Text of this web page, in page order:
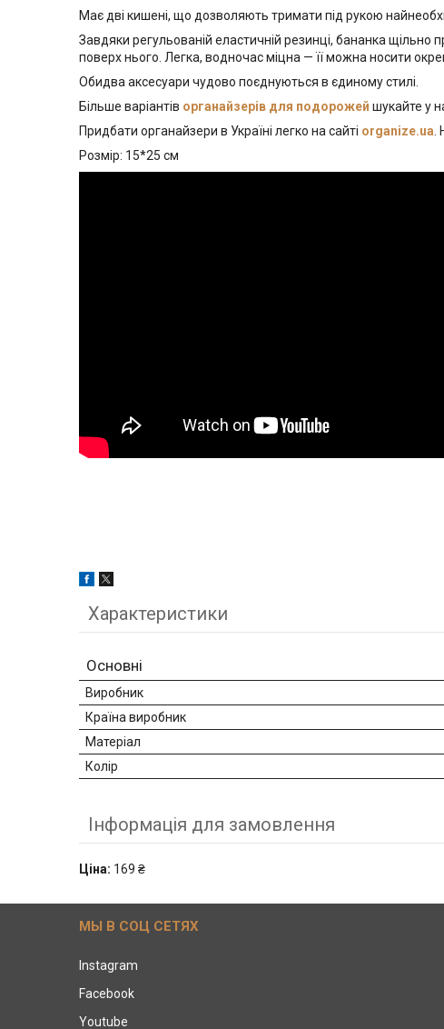
Має дві кишені, що дозволяють тримати під рукою
Завдяки регульованій еластичній резинці, бананка щільно
поверх нього. Легка, водночас міцна — її можна носити
Обидва аксесуари чудово поєднуються в єдиному стилі.
Більше варіантів органайзерів для подорожей шукайте у
Придбати органайзери в Україні легко на сайті organize.ua.
Розмір: 15*25 см
Характеристики
Основні
Виробник
Країна виробник
Матеріал
Колір
Інформація для замовлення
Ціна: 169 ₴
МЫ В СОЦ СЕТЯХ
Instagram
Facebook
Youtube